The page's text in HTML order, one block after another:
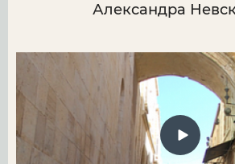
Александра